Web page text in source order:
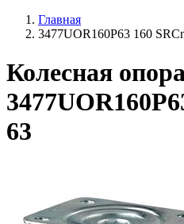
Главная
3477UOR160P63 160
Колесная опора
63